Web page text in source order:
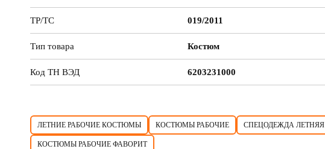
ТР/ТС 019/2011
Тип товара Костюм
Код ТН ВЭД 6203231000
ЛЕТНИЕ РАБОЧИЕ КОСТЮМЫ КОСТЮМЫ РАБОЧИЕ СПЕЦОДЕЖДА ЛЕТНЯЯ
КОСТЮМЫ РАБОЧИЕ ФАВОРИТ